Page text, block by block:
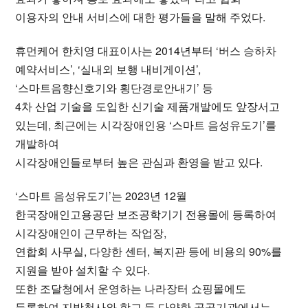
이용자의 안내 서비스에 대한 평가들을 말해 주었다.
휴먼케어 한치영 대표이사는 2014년부터 ‘버스 승하차
예약서비스’, ‘실내외 보행 내비게이션’,
‘스마트음향신호기와 횡단경로안내기’ 등
4차 산업 기술을 도입한 신기술 제품개발에도 앞장서고
있는데, 최근에는 시각장애인용 ‘스마트 음성유도기’를
개발하여
시각장애인들로부터 높은 관심과 환영을 받고 있다.
‘스마트 음성유도기’는 2023년 12월
한국장애인고용공단 보조공학기기 전용몰에 등록하여
시각장애인이 근무하는 작업장,
연합회 사무실, 다양한 센터, 복지관 등에 비용의 90%를
지원을 받아 설치할 수 있다.
또한 조달청에서 운영하는 나라장터 쇼핑몰에도